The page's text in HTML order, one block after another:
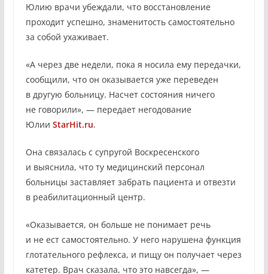
Юлию врачи убеждали, что восстановление
проходит успешно, знаменитость самостоятельно
за собой ухаживает.
«А через две недели, пока я носила ему передачки,
сообщили, что он оказывается уже переведен
в другую больницу. Насчет состояния ничего
не говорили», — передает негодование
Юлии StarHit.ru.
Она связалась с супругой Воскресенского
и выяснила, что ту медицинский персонал
больницы заставляет забрать пациента и отвезти
в реабилитационный центр.
«Оказывается, он больше не понимает речь
и не ест самостоятельно. У него нарушена функция
глотательного рефлекса, и пищу он получает через
катетер. Врач сказала, что это навсегда», —